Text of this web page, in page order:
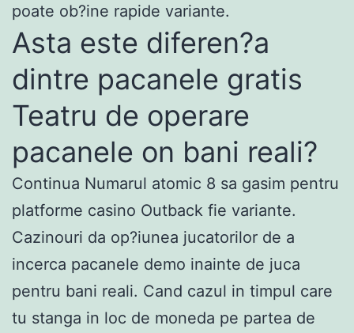
poate ob?ine rapide variante.
Asta este diferen?a
dintre pacanele gratis
Teatru de operare
pacanele on bani reali?
Continua Numarul atomic 8 sa gasim pentru
platforme casino Outback fie variante.
Cazinouri da op?iunea jucatorilor de a
incerca pacanele demo inainte de juca
pentru bani reali. Cand cazul in timpul care
tu stanga in loc de moneda pe partea de